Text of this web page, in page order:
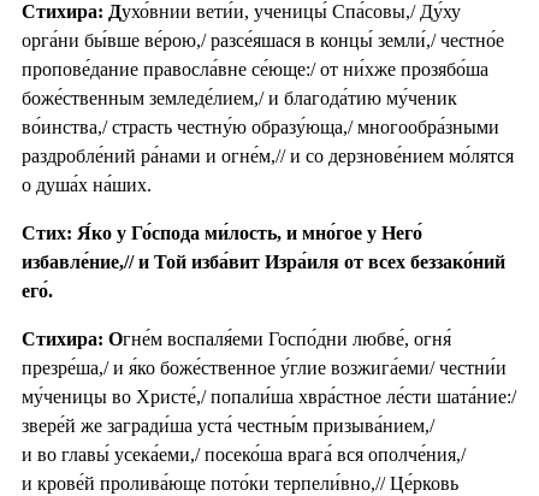
Стихира: Духо́внии вети́и, ученицы́ Спа́совы,/ Ду́ху
орга́ни бы́вше ве́рою,/ разсе́яшася в концы́ земли́,/ честно́е
пропове́дание правосла́вне се́юще:/ от ни́хже прозябо́ша
боже́ственным земледе́лием,/ и благода́тию му́ченик
во́инства,/ страсть честну́ю образу́юща,/ многообра́зными
раздробле́ний ра́нами и огне́м,// и со дерзнове́нием мо́лятся
о душа́х на́ших.
Стих: Я́ко у Го́спода ми́лость, и мно́гое у Него́
избавле́ние,// и Той изба́вит Изра́иля от всех беззако́ний
его́.
Стихира: Огне́м воспаля́еми Госпо́дни любве́, огня́
презре́ша,/ и я́ко боже́ственное у́глие возжига́еми/ честни́и
му́ченицы во Христе́,/ попали́ша хвра́стное ле́сти шата́ние:/
звере́й же загради́ша уста́ честны́м призыва́нием,/
и во главы́ усека́еми,/ посеко́ша врага́ вся ополче́ния,/
и крове́й пролива́юще пото́ки терпели́вно,// Це́рковь